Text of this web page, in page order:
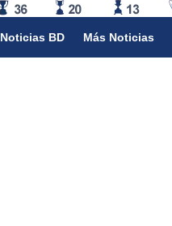
Noticias BD Más Noticias